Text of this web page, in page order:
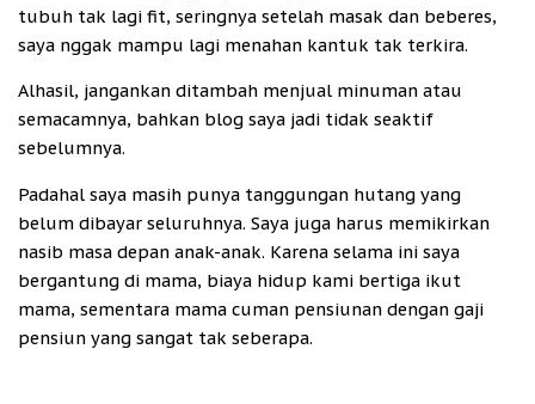
tubuh tak lagi fit, seringnya setelah masak dan beberes,
saya nggak mampu lagi menahan kantuk tak terkira.
Alhasil, jangankan ditambah menjual minuman atau
semacamnya, bahkan blog saya jadi tidak seaktif
sebelumnya.
Padahal saya masih punya tanggungan hutang yang
belum dibayar seluruhnya. Saya juga harus memikirkan
nasib masa depan anak-anak. Karena selama ini saya
bergantung di mama, biaya hidup kami bertiga ikut
mama, sementara mama cuman pensiunan dengan gaji
pensiun yang sangat tak seberapa.